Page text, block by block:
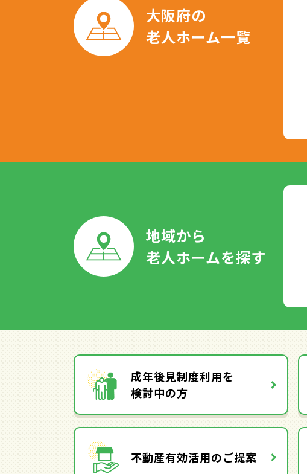
大阪府の
老人ホーム一覧
地域から
老人ホームを探す
成年後見制度利用を
検討中の方
不動産有効活用のご提案